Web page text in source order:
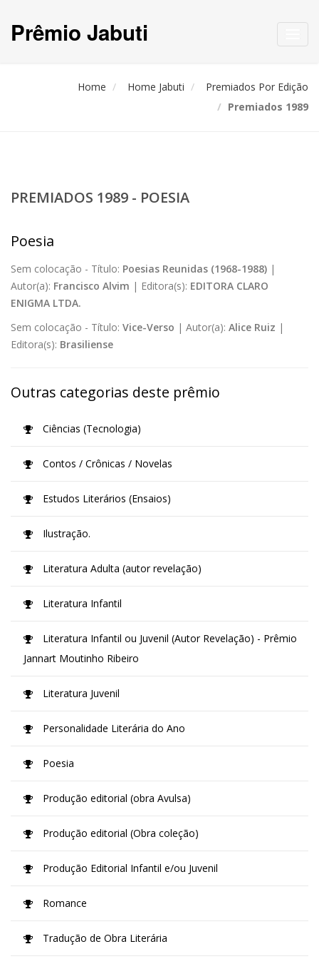
Prêmio Jabuti
Home Home Jabuti
Premiados Por Edição
Premiados 1989
PREMIADOS 1989 - POESIA
Poesia
Sem colocação - Título: Poesias Reunidas (1968-1988) |
Autor(a): Francisco Alvim | Editora(s): EDITORA CLARO
ENIGMA LTDA.
Sem colocação - Título: Vice-Verso | Autor(a): Alice Ruiz |
Editora(s): Brasiliense
Outras categorias deste prêmio
Ciências (Tecnologia)
Contos / Crônicas / Novelas
Estudos Literários (Ensaios)
Ilustração.
Literatura Adulta (autor revelação)
Literatura Infantil
Literatura Infantil ou Juvenil (Autor Revelação) - Prêmio
Jannart Moutinho Ribeiro
Literatura Juvenil
Personalidade Literária do Ano
Poesia
Produção editorial (obra Avulsa)
Produção editorial (Obra coleção)
Produção Editorial Infantil e/ou Juvenil
Romance
Tradução de Obra Literária